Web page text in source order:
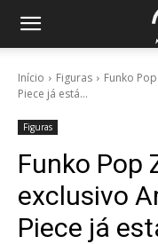
Início Figuras
Funko
Piece já está...
Figuras
Funko Pop
exclusivo
Piece já